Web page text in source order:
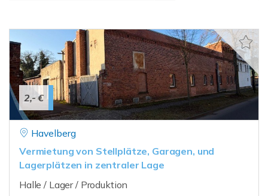
2,- €
Havelberg
Vermietung von Stellplätze, Garagen, und
Lagerplätzen in zentraler Lage
Halle / Lager / Produktion